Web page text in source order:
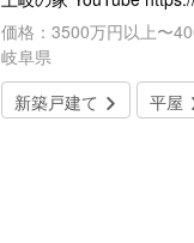
価格：3500万円以上〜
岐阜県
新築戸建て
平屋